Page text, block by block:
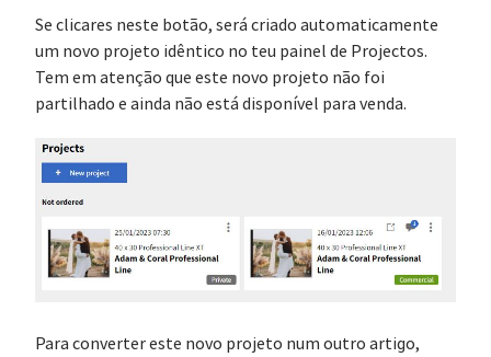
Se clicares neste botão, será criado automaticamente
um novo projeto idêntico no teu painel de Projectos.
Tem em atenção que este novo projeto não foi
partilhado e ainda não está disponível para venda.
Para converter este novo projeto num outro artigo,